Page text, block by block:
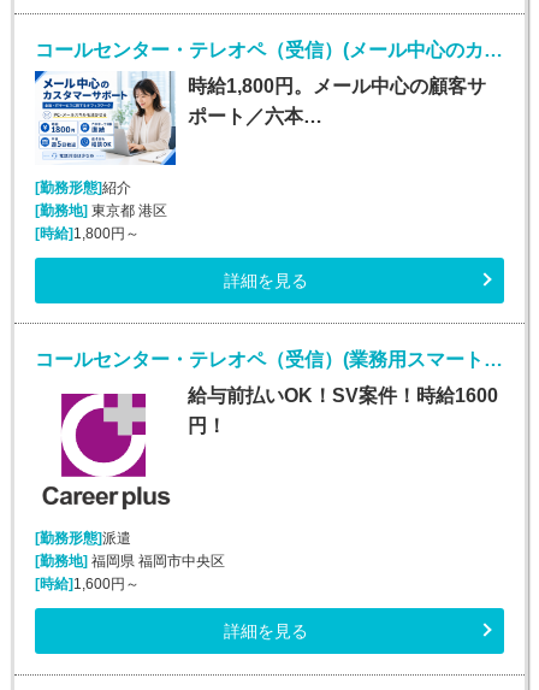
コールセンター・テレオペ（受信）(メール中心のカスタマーサポート)
時給1,800円。メール中心の顧客サ
ポート／六本…
[勤務形態]紹介
[勤務地]東京都 港区
[時給]1,800円～
詳細を見る
コールセンター・テレオペ（受信）(業務用スマートフォンに関する紛失等問い合わせ窓口)
給与前払いOK！SV案件！時給1600
円！
[勤務形態]派遣
[勤務地] 福岡県 福岡市中央区
[時給] 1,600円～
詳細を見る